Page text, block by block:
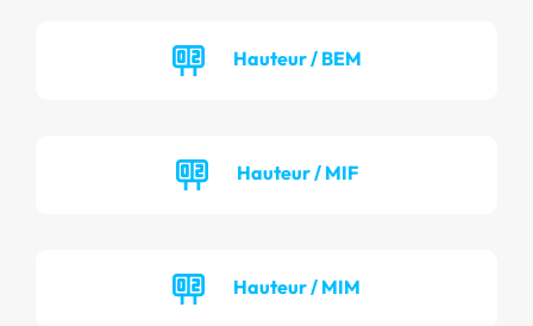
Hauteur / BEM
Hauteur / MIF
Hauteur / MIM